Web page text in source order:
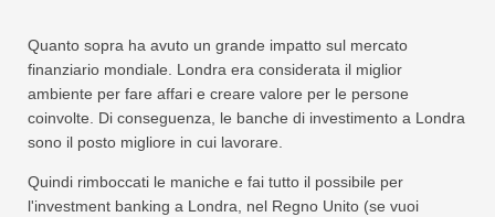
Quanto sopra ha avuto un grande impatto sul mercato
finanziario mondiale. Londra era considerata il miglior
ambiente per fare affari e creare valore per le persone
coinvolte. Di conseguenza, le banche di investimento a Londra
sono il posto migliore in cui lavorare.
Quindi rimboccati le maniche e fai tutto il possibile per
l'investment banking a Londra, nel Regno Unito (se vuoi